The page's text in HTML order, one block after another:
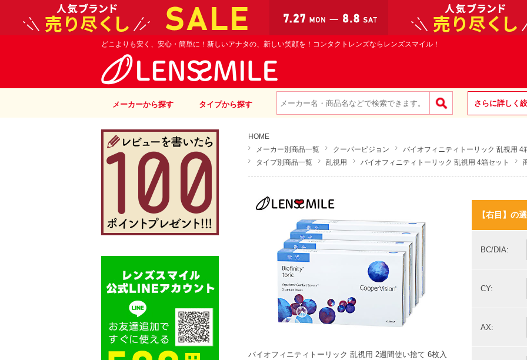
どこよりも安く、安心・簡単に！新しいアナタの、新しい笑顔を！コンタクトレンズならレンズスマイル！
メーカーから探す タイプから探す さらに詳しく
HOME
メーカー別商品一覧
クーパービジョン
バイオフィニティトーリック 乱視用 4
タイプ別商品一覧
乱視用 バイオフィニティトーリック 乱視用 4箱セット
バイオフィニティトーリック 乱視用 2週間使い捨て 6枚入
【右目】の
BC/DIA:
CY:
AX: